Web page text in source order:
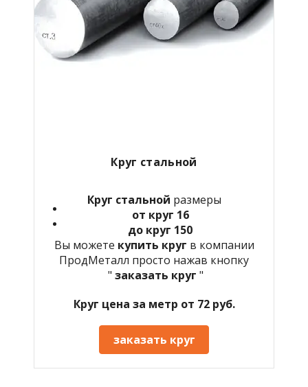
Круг стальной
Круг стальной размеры
от круг 16
до круг 150
Вы можете купить круг в компании
ПродМеталл просто нажав кнопку
" заказать круг "
Круг цена за метр от 72 руб.
заказать круг